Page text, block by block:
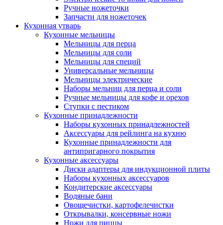
Ручные ножеточки
Запчасти для ножеточек
Кухонная утварь
Кухонные мельницы
Мельницы для перца
Мельницы для соли
Мельницы для специй
Универсальные мельницы
Мельницы электрические
Наборы мельниц для перца и соли
Ручные мельницы для кофе и орехов
Ступки с пестиком
Кухонные принадлежности
Наборы кухонных принадлежностей
Аксессуары для рейлинга на кухню
Кухонные принадлежности для
антипригарного покрытия
Кухонные аксессуары
Диски адаптеры для индукционной плиты
Наборы кухонных аксессуаров
Кондитерские аксессуары
Водяные бани
Овощечистки, картофелечистки
Открывалки, консервные ножи
Ножи для пиццы